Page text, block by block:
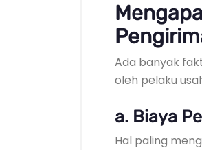
Ada banyak
oleh pelaku
a. Biaya
Hal paling